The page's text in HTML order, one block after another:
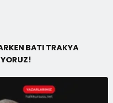
BATI TRAKYA